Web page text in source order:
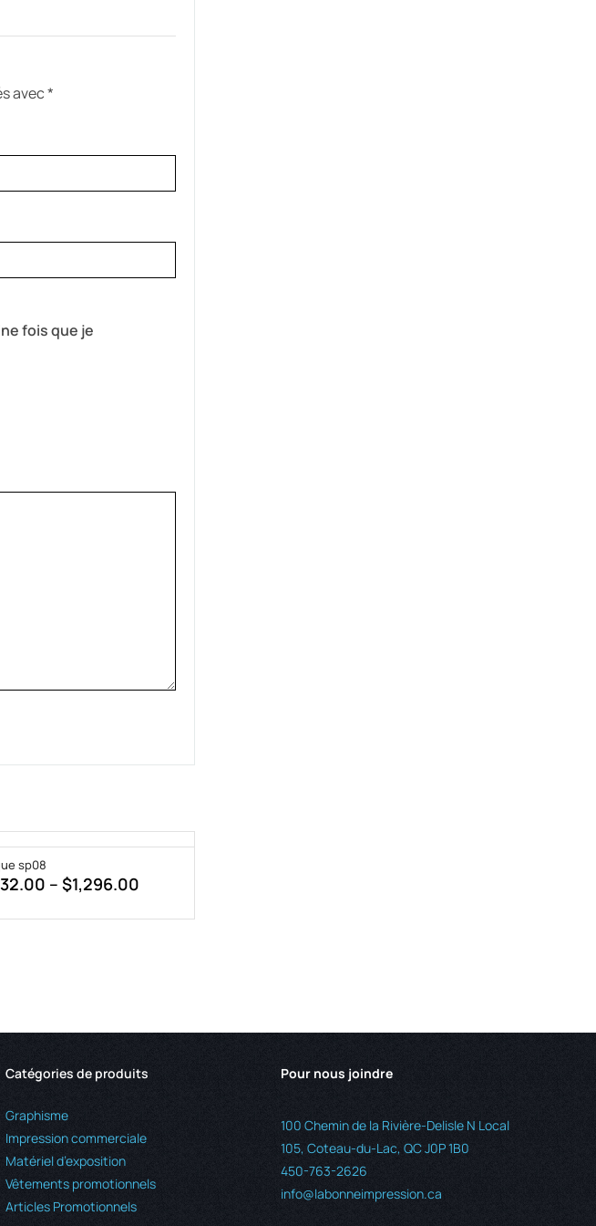
avec*
fois que je
sp08
– $1,296.00
Catégories de produits
Graphisme
Impression commerciale
Matériel d’exposition
Vêtements promotionnels
Articles Promotionnels
Pour nous joindre
100 Chemin de la Rivière-Delisle N Local
105, Coteau-du-Lac, QC J0P 1B0
450-763-2626
info@labonneimpression.ca